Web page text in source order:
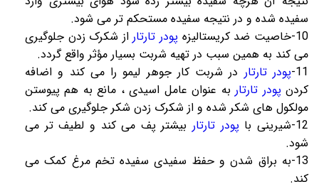
سفیده شده و در نتیجه سفیده مستحکم تر می شود.
10-خاصیت ضد کریستالیزه
پودر تارتاراز شکرک زدن جلوگیری
می کند به همین سبب در تهیه شربت بسیار مؤثر واقع گردد.
11- پودر تارتار در شربت کار جوهر لیمو را می کند و اضافه
کردن پودر تارتاربه عنوان عامل اسیدی ، مانع به هم پیوستن
مولکول های شکر شده و از شکرک زدن شکر جلوگیری می کند.
12-شیرینی با
پودر تارتاربیشتر پف می کند و لطیف تر می
شود.
13-به براق شدن و حفظ سفیدی سفیده تخم مرغ کمک می
کند.